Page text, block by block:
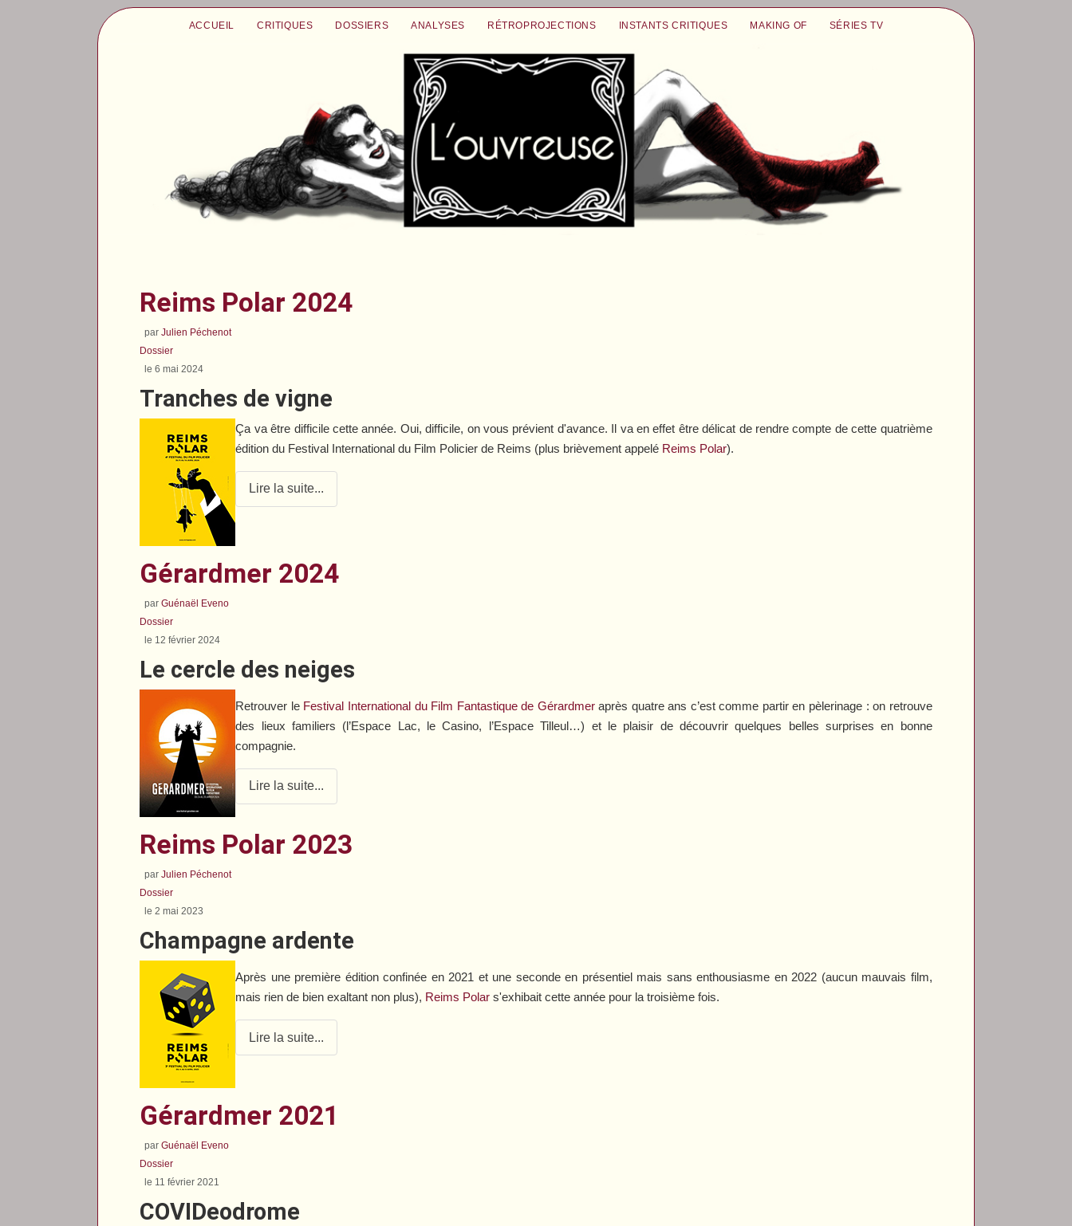
ACCUEIL CRITIQUES DOSSIERS ANALYSES RÉTROPROJECTIONS INSTANTS CRITIQUES MAKING OF SÉRIES TV
Reims Polar 2024
parJulien Péchenot
Dossier
le 6 mai 2024
Tranches de vigne
Ça va être difficile cette année. Oui, difficile, on vous prévient d'avance. Il va en effet être délicat de rendre compte de cette quatrième
édition du Festival International du Film Policier de Reims (plus brièvement appelé Reims Polar).
Lire la suite...
Gérardmer 2024
parGuénaël Eveno
Dossier
le 12 février 2024
Le cercle des neiges
Retrouver le Festival International du Film Fantastique de Gérardmeraprès quatre ans c’est comme partir en pèlerinage : on retrouve
des lieux familiers (l’Espace Lac, le Casino, l’Espace Tilleul…) et le plaisir de découvrir quelques belles surprises en bonne
compagnie.
Lire la suite...
Reims Polar 2023
parJulien Péchenot
Dossier
le 2 mai 2023
Champagne ardente
Après une première édition confinée en 2021 et une seconde en présentiel mais sans enthousiasme en 2022 (aucun mauvais film,
mais rien de bien exaltant non plus), Reims Polar s'exhibait cette année pour la troisième fois.
Lire la suite...
Gérardmer 2021
parGuénaël Eveno
Dossier
le 11 février 2021
COVIDeodrome